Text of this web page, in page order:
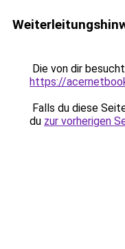
Die von dir
https://
Falls du diese
du zur vorherigen